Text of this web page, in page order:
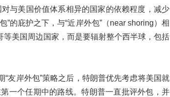
与美国价值体系相异的国家的依赖程度，减少
”的庇护之下，与“近岸外包”（near shoring）相
等美国周边国家，而是要辐射整个西半球，包括
“友岸外包”策略之后，特朗普优先考虑将美国就
一个任期中的路线。特朗普一直批评外包，并